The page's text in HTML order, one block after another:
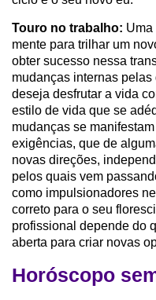
Touro no trabalho: Uma
mente para trilhar um
obter sucesso nessa
mudanças internas
deseja desfrutar a vida
estilo de vida que se
mudanças se
exigências, que de
novas direções,
pelos quais vem
como impulsionadores
correto para o seu
profissional depende do
aberta para criar novas
Horóscopo